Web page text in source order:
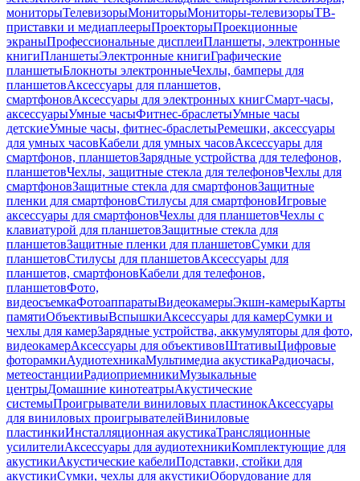
мониторыТелевизорыМониторыМониторы-телевизорыТВ-
приставки и медиаплеерыПроекторыПроекционные
экраныПрофессиональные дисплеиПланшеты, электронные
книгиПланшетыЭлектронные книгиГрафические
планшетыБлокноты электронныеЧехлы, бамперы для
планшетовАксессуары для планшетов,
смартфоновАксессуары для электронных книгСмарт-часы,
аксессуарыУмные часыФитнес-браслетыУмные часы
детскиеУмные часы, фитнес-браслетыРемешки, аксессуары
для умных часовКабели для умных часовАксессуары для
смартфонов, планшетовЗарядные устройства для телефонов,
планшетовЧехлы, защитные стекла для телефоновЧехлы для
смартфоновЗащитные стекла для смартфоновЗащитные
пленки для смартфоновСтилусы для смартфоновИгровые
аксессуары для смартфоновЧехлы для планшетовЧехлы с
клавиатурой для планшетовЗащитные стекла для
планшетовЗащитные пленки для планшетовСумки для
планшетовСтилусы для планшетовАксессуары для
планшетов, смартфоновКабели для телефонов,
планшетовФото,
видеосъемкаФотоаппаратыВидеокамерыЭкшн-камерыКарты
памятиОбъективыВспышкиАксессуары для камерСумки и
чехлы для камерЗарядные устройства, аккумуляторы для фото,
видеокамерАксессуары для объективовШтативыЦифровые
фоторамкиАудиотехникаМультимедиа акустикаРадиочасы,
метеостанцииРадиоприемникиМузыкальные
центрыДомашние кинотеатрыАкустические
системыПроигрыватели виниловых пластинокАксессуары
для виниловых проигрывателейВиниловые
пластинкиИнсталляционная акустикаТрансляционные
усилителиАксессуары для аудиотехникиКомплектующие для
акустикиАкустические кабелиПодставки, стойки для
акустикиСумки, чехлы для акустикиОборудование для